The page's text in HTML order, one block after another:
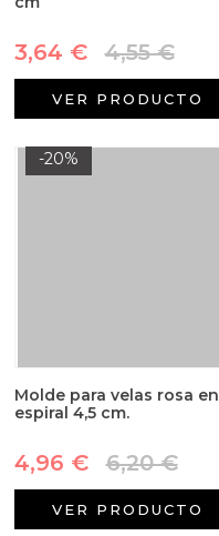
3,64 € 4,55 €
VER PRODUCTO
-20%
Molde para velas rosa en
espiral 4,5 cm.
4,96 € 6,20 €
VER PRODUCTO